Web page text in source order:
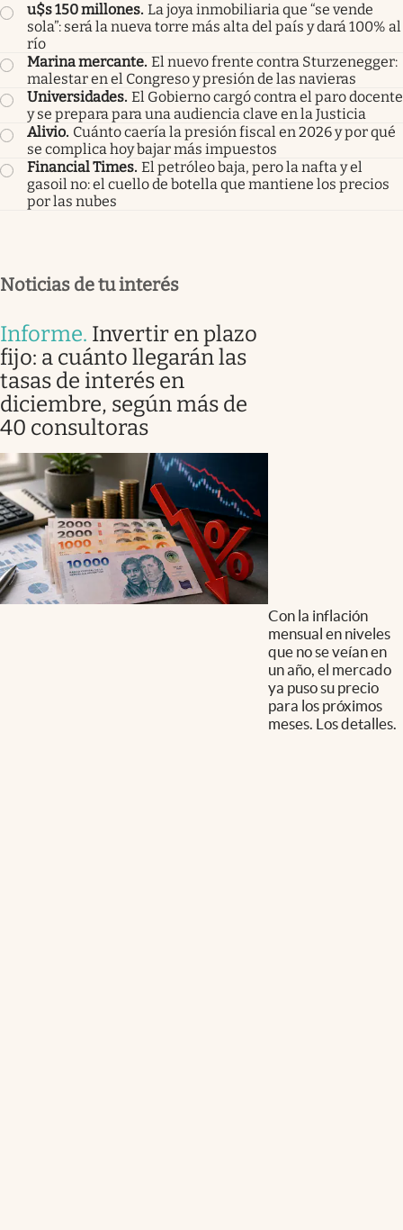
u$s 150 millones. La joya inmobiliaria que “se vende
sola”: será la nueva torre más alta del país y dará 100% al
río
Marina mercante. El nuevo frente contra Sturzenegger:
malestar en el Congreso y presión de las navieras
Universidades. El Gobierno cargó contra el paro docente
y se prepara para una audiencia clave en la Justicia
Alivio. Cuánto caería la presión fiscal en 2026 y por qué
se complica hoy bajar más impuestos
Financial Times. El petróleo baja, pero la nafta y el
gasoil no: el cuello de botella que mantiene los precios
por las nubes
Noticias de tu interés
Informe. Invertir en plazo
fijo: a cuánto llegarán las
tasas de interés en
diciembre, según más de
40 consultoras
Con la inflación
mensual en niveles
que no se veían en
un año, el mercado
ya puso su precio
para los próximos
meses. Los detalles.